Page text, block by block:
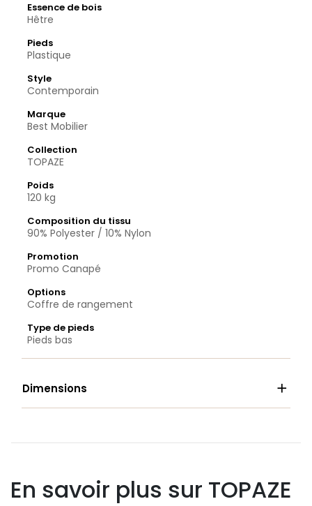
Essence de bois
Hêtre
Pieds
Plastique
Style
Contemporain
Marque
Best Mobilier
Collection
TOPAZE
Poids
120 kg
Composition du tissu
90% Polyester / 10% Nylon
Promotion
Promo Canapé
Options
Coffre de rangement
Type de pieds
Pieds bas
Dimensions 
En savoir plus sur TOPAZE